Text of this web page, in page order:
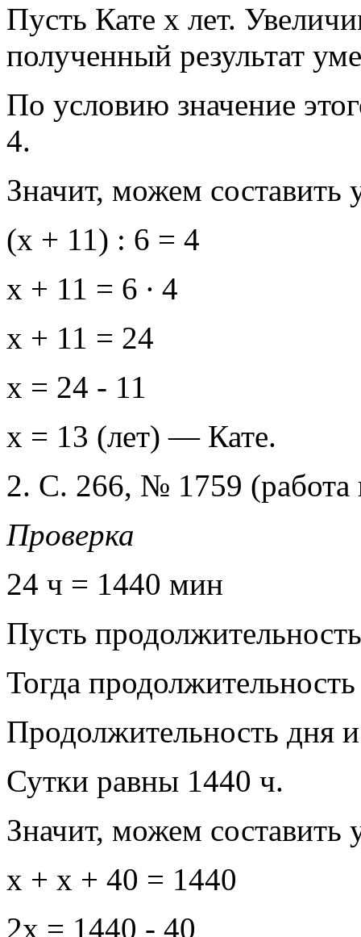
Пусть Кате х лет.
полученный результат
По условию значение
4.
Значит, можем составить
(х + 11) : 6 = 4
х + 11 = 6 ∙ 4
х + 11 = 24
х = 24 - 11
х = 13 (лет) — Кате.
2. С. 266, № 1759 (работа
Проверка
24 ч = 1440 мин
Пусть
Тогда
Продолжительность дня
Сутки равны 1440 ч.
Значит, можем составить
x + x + 40 = 1440
2x = 1440 - 40